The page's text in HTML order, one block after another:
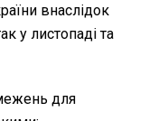
внаслідок
у листопаді та
для